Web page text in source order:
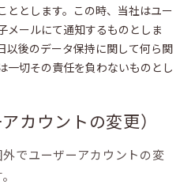
ととします。この時、当社はユー
メールにて通知するものとしま
以後のデータ保持に関して何ら関
一切その責任を負わないものとし
カウントの変更）
でユーザーアカウントの変